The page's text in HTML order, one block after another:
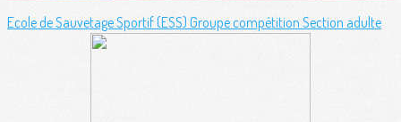
Ecole de Sauvetage Sportif (ESS) Groupe compétition Section adulte